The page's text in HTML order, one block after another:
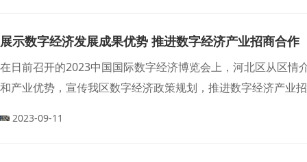
展示数字经济发展成果优势 推进数字经济产业招商合作
在日前召开的2023中国国际数字经济博览会上，河北区从区
和产业优势，宣传我区数字经济政策规划，推进数字经济产业
2023-09-11